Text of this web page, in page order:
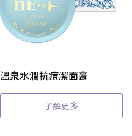
溫泉水潤抗痘潔面膏
了解更多